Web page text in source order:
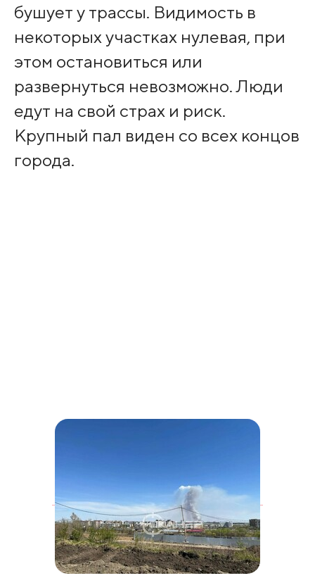
бушует у трассы. Видимость в
некоторых участках нулевая, при
этом остановиться или
развернуться невозможно. Люди
едут на свой страх и риск.
Крупный пал виден со всех концов
города.